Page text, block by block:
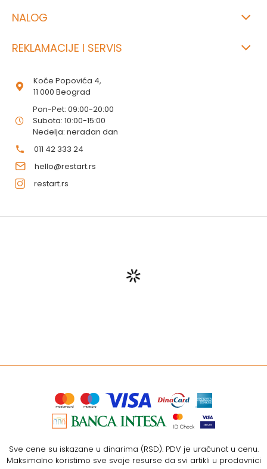
NALOG
REKLAMACIJE I SERVIS
Koče Popovića 4,
11 000 Beograd
Pon-Pet: 09:00-20:00
Subota: 10:00-15:00
Nedelja: neradan dan
011 42 333 24
hello@restart.rs
restart.rs
Sve cene su iskazane u dinarima (RSD). PDV je uračunat u cenu.
Maksimalno koristimo sve svoje resurse da svi artikli u prodavnici